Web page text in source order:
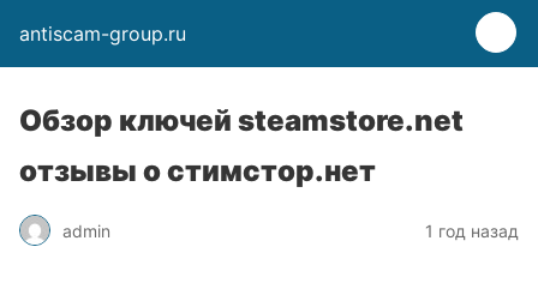
antiscam-group.ru
Обзор ключей steamstore.net
отзывы о стимстор.нет
admin 1 год назад